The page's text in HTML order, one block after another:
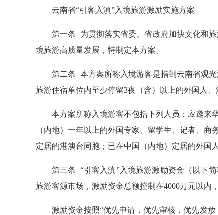
云南省“引客入滇”入境旅游激励实施方案
第一条 为贯彻落实省委、省政府加快文化和
境旅游高质量发展，特制定本方案。
第二条 本方案所称入境游客是指到云南省观
旅游住宿单位内至少停留3夜（含）以上的外国人、
本方案所称入境游客不包括下列人员：应邀来
（内地）一年以上的外国专家、留学生、记者、
定居的港澳台同胞；已在中国（内地）定居的外国
第三条 “引客入滇”入境旅游激励资金（以下
旅游客源市场，激励资金总额控制在4000万元以内
激励资金按照“优先申请，优先审核，优先发